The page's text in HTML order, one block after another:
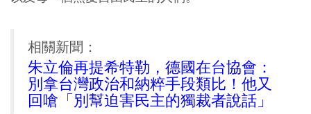
相關新聞：
朱立倫再提希特勒，德國在台協會：
別拿台灣政治和納粹手段類比！他又
回嗆「別幫迫害民主的獨裁者說話」